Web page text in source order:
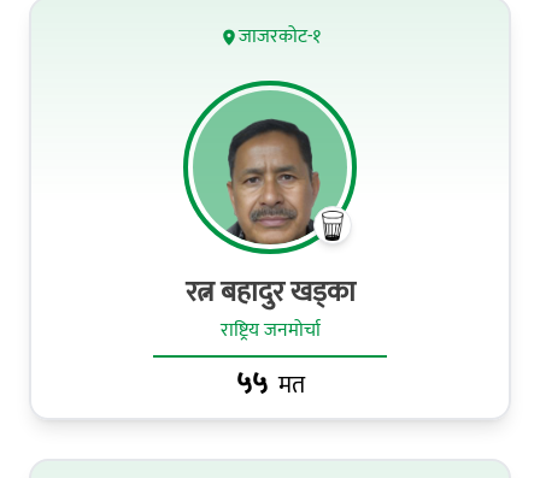
जाजरकोट-१
रत्न बहादुर खड्का
राष्ट्रिय जनमोर्चा
५५ मत